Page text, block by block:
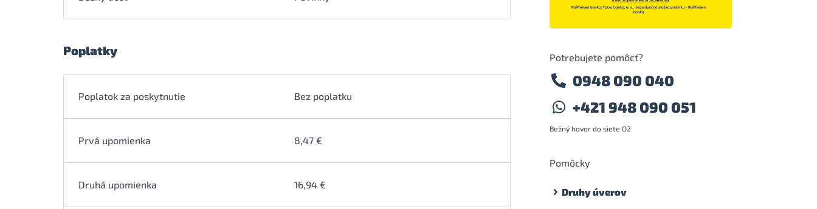
Poplatky
Poplatok za poskytnutie Bez poplatku
Prvá upomienka 8,47 €
Druhá upomienka 16,94 €
Potrebujete pomôcť?
0948 090 040
+421 948 090 051
Bežný hovor do siete O2
Pomôcky
Druhy úverov